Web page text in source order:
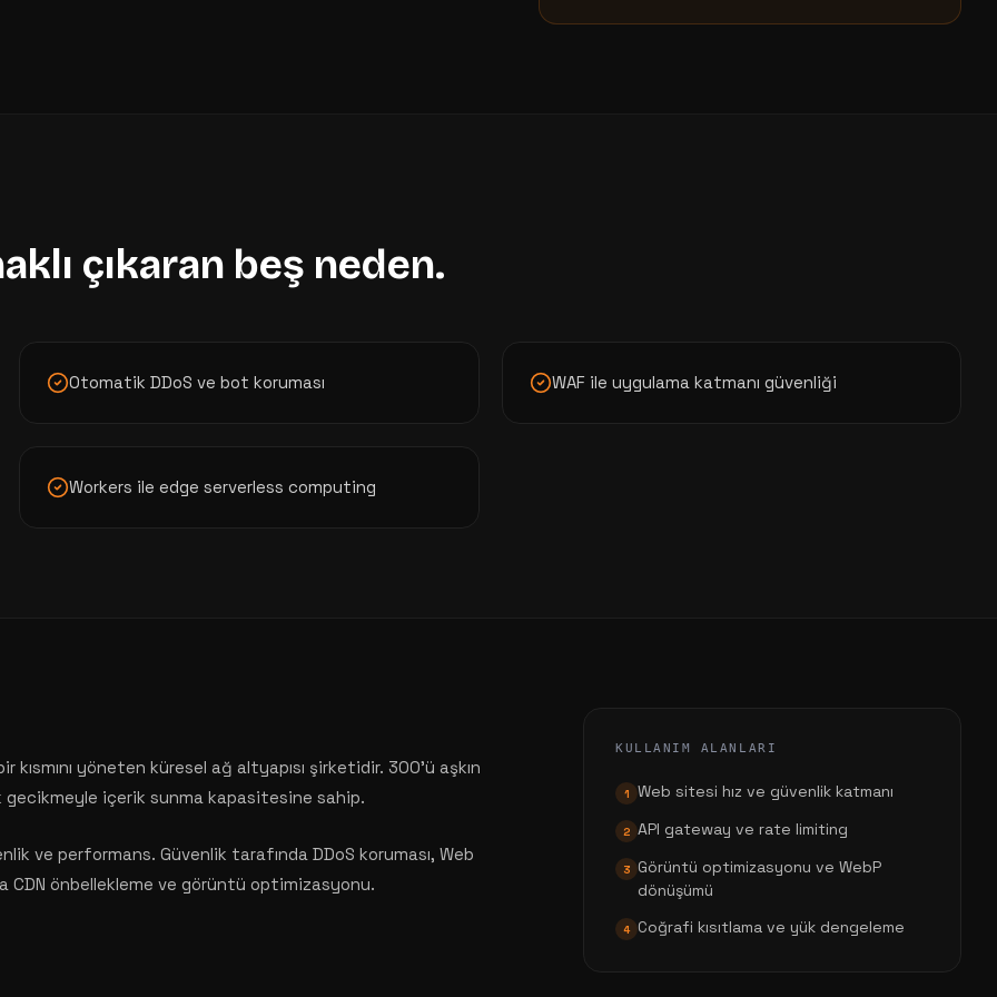
çıkaran beş neden.
Otomatik DDoS ve bot koruması WAF ile uygulama katmanı güvenliği
Workers ile edge serverless computing
yöneten küresel ağ altyapısı şirketidir. 300'ü aşkın
gecikmeyle içerik sunma kapasitesine sahip.
ve performans. Güvenlik tarafında DDoS koruması, Web
önbellekleme ve görüntü optimizasyonu.
KULLANIM ALANLARI
1 Web sitesi hız ve güvenlik katmanı
2 API gateway ve rate limiting
3
Görüntü optimizasyonu ve WebP
dönüşümü
4 Coğrafi kısıtlama ve yük dengeleme